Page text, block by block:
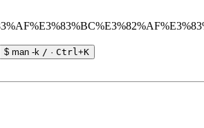
$ man -k / · Ctrl+K